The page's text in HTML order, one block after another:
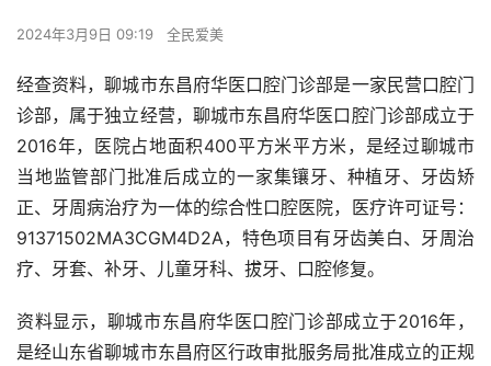
2024年3月9日 09:19 全民爱美
经查资料，聊城市东昌府华医口腔门诊部是一家民营口腔门
诊部，属于独立经营，聊城市东昌府华医口腔门诊部成立于
2016年，医院占地面积400平方米平方米，是经过聊城市
当地监管部门批准后成立的一家集镶牙、种植牙、牙齿矫
正、牙周病治疗为一体的综合性口腔医院，医疗许可证号：
91371502MA3CGM4D2A，特色项目有牙齿美白、牙周治
疗、牙套、补牙、儿童牙科、拔牙、口腔修复。
资料显示，聊城市东昌府华医口腔门诊部成立于2016年，
是经山东省聊城市东昌府区行政审批服务局批准成立的正规